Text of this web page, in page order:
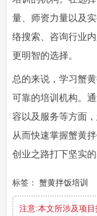
量、师资力量以及
络搜索、咨询行业
更明智的选择。
总的来说，学习蟹
可靠的培训机构。
容以及服务等方面
从而快速掌握蟹黄
创业之路打下坚实的
标签： 蟹黄拌饭培训
注意:本文所涉及项